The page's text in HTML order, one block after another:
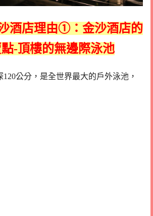
酒店理由①：金沙酒店的
-頂樓的無邊際泳池
120公分，是全世界最大的戶外泳池，